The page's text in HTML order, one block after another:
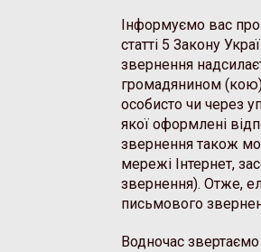
Інформуємо вас
статті 5 Закону
звернення
громадянином (кою)
особисто чи через
якої оформлені
звернення також
мережі Інтернет,
звернення). Отже,
письмового
Водночас